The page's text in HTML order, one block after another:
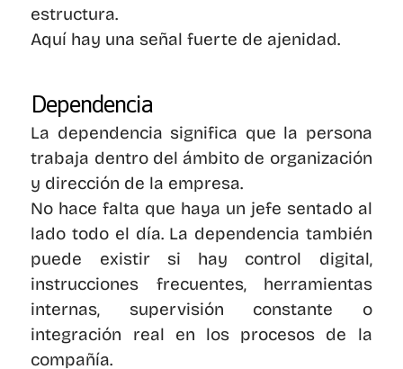
estructura.
Aquí hay una señal fuerte de ajenidad.
Dependencia
La dependencia significa que la persona
trabaja dentro del ámbito de organización
y dirección de la empresa.
No hace falta que haya un jefe sentado al
lado todo el día. La dependencia también
puede existir si hay control digital,
instrucciones frecuentes, herramientas
internas, supervisión constante o
integración real en los procesos de la
compañía.